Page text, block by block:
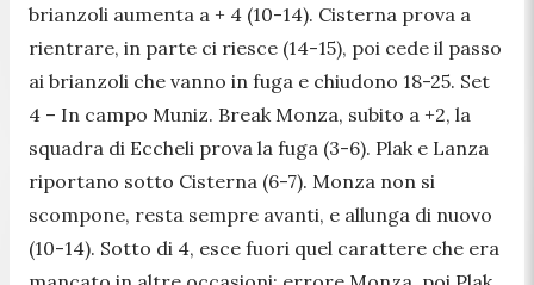
brianzoli aumenta a + 4 (10-14). Cisterna prova a
rientrare, in parte ci riesce (14-15), poi cede il passo
ai brianzoli che vanno in fuga e chiudono 18-25. Set
4 – In campo Muniz. Break Monza, subito a +2, la
squadra di Eccheli prova la fuga (3-6). Plak e Lanza
riportano sotto Cisterna (6-7). Monza non si
scompone, resta sempre avanti, e allunga di nuovo
(10-14). Sotto di 4, esce fuori quel carattere che era